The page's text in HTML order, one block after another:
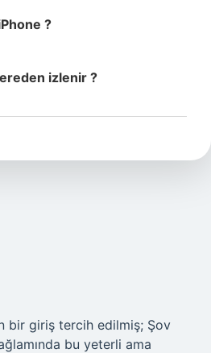
?
izlenir ?
bir giriş tercih edilmiş; Şov
bu yeterli ama